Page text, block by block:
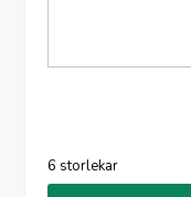
6 storlekar